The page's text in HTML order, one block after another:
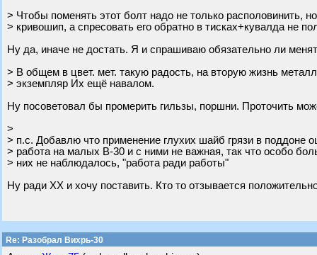
> Чтобы поменять этот болт надо не только располовинить,
> кривошип, а спресовать его обратно в тисках+кувалда не
Ну да, иначе не достать. Я и спрашиваю обязательно ли
> В общем в цвет. мет. такую радость, на вторую жизнь
> экземпляр Их ещё навалом.
Ну посоветовал бы промерить гильзы, поршни. Проточить
>
> п.с. Добавлю что применение глухих шайб грязи в поддоне
> работа на малых В-30 и с ними не важная, так что особо
> них не наблюдалось, "работа ради работы"
Ну ради ХХ и хочу поставить. Кто то отзывается
Re: Разобрал Вихрь-30